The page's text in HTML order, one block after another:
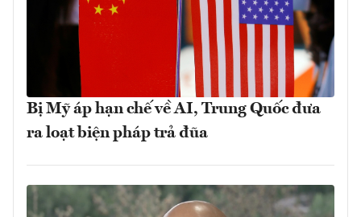
Bị Mỹ áp hạn chế về AI, Trung Quốc đưa
ra loạt biện pháp trả đũa